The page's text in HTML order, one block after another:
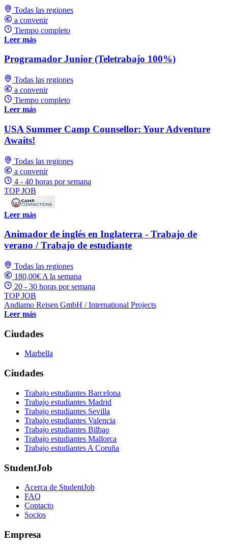
Todas las regiones
a convenir
Tiempo completo
Leer más
Programador Junior (Teletrabajo 100%)
Todas las regiones
a convenir
Tiempo completo
Leer más
USA Summer Camp Counsellor: Your Adventure
Awaits!
Todas las regiones
a convenir
4 - 40 horas por semana
TOP JOB
Leer más
Animador de inglés en Inglaterra - Trabajo de
verano / Trabajo de estudiante
Todas las regiones
180,00€ A la semana
20 - 30 horas por semana
TOP JOB
Andiamo Reisen GmbH / International Projects
Leer más
Ciudades
Marbella
Ciudades
Trabajo estudiantes Barcelona
Trabajo estudiantes Madrid
Trabajo estudiantes Sevilla
Trabajo estudiantes Valencia
Trabajo estudiantes Bilbao
Trabajo estudiantes Mallorca
Trabajo estudiantes A Coruña
StudentJob
Acerca de StudentJob
FAQ
Contacto
Socios
Empresa